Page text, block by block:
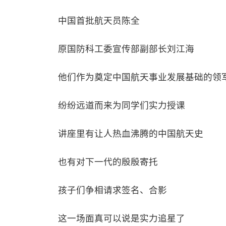
中国首批航天员陈全
原国防科工委宣传部副部长刘江海
他们作为奠定中国航天事业发展基础的领
纷纷远道而来为同学们实力授课
讲座里有让人热血沸腾的中国航天史
也有对下一代的殷殷寄托
孩子们争相请求签名、合影
这一场面真可以说是实力追星了